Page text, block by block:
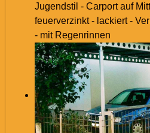
Jugendstil - Carport auf
feuerverzinkt - lackiert -
- mit Regenrinnen